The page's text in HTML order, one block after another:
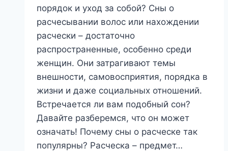
порядок и уход за собой? Сны о
расчесывании волос или нахождении
расчески – достаточно
распространенные, особенно среди
женщин. Они затрагивают темы
внешности, самовосприятия, порядка в
жизни и даже социальных отношений.
Встречается ли вам подобный сон?
Давайте разберемся, что он может
означать! Почему сны о расческе так
популярны? Расческа – предмет…